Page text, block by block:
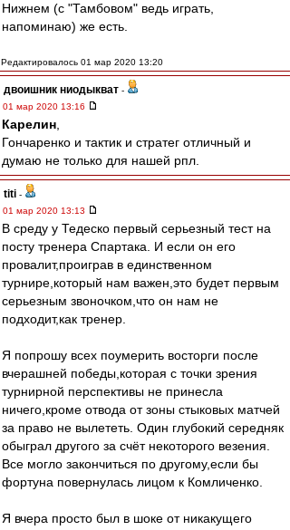
Нижнем (с "Тамбовом" ведь играть,
напоминаю) же есть.
Редактировалось 01 мар 2020 13:20
двоишник ниодыкват -
01 мар 2020 13:16
Карелин
Гончаренко и тактик и стратег отличный и
думаю не только для нашей рпл.
titi -
01 мар 2020 13:13
В среду у Тедеско первый серьезный тест на
посту тренера Спартака. И если он его
провалит,проиграв в единственном
турнире,который нам важен,это будет первым
серьезным звоночком,что он нам не
подходит,как тренер.
Я попрошу всех поумерить восторги после
вчерашней победы,которая с точки зрения
турнирной перспективы не принесла
ничего,кроме отвода от зоны стыковых матчей
за право не вылететь. Один глубокий середняк
обыграл другого за счёт некоторого везения.
Все могло закончиться по другому,если бы
фортуна повернулась лицом к Комличенко.
Я вчера просто был в шоке от никакущего